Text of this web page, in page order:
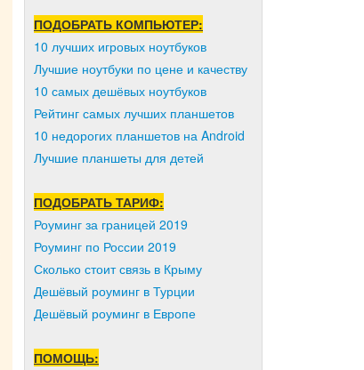
ПОДОБРАТЬ КОМПЬЮТЕР:
10 лучших игровых ноутбуков
Лучшие ноутбуки по цене и качеству
10 самых дешёвых ноутбуков
Рейтинг самых лучших планшетов
10 недорогих планшетов на Android
Лучшие планшеты для детей
ПОДОБРАТЬ ТАРИФ:
Роуминг за границей 2019
Роуминг по России 2019
Сколько стоит связь в Крыму
Дешёвый роуминг в Турции
Дешёвый роуминг в Европе
ПОМОЩЬ: